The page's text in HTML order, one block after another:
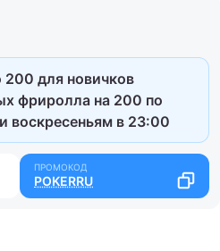
200 для новичков
фриролла на 200 по
воскресеньям в 23:00
POKERRU